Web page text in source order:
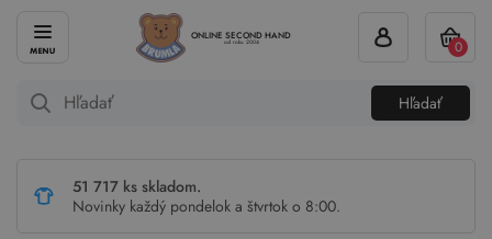
ONLINE SECOND HAND
od roku 2004
Hľadať
0
51 717 ks skladom.
Novinky každý pondelok a štvrtok o 8:00.